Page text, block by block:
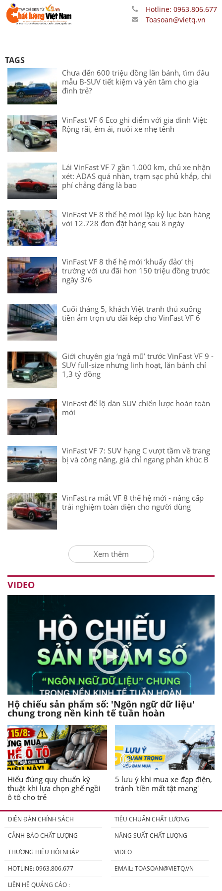
Hotline: 0963.806.677
Toasoan@vietq.vn
TAGS
Chưa đến 600 triệu đồng lăn bánh, tìm đâu
mẫu B-SUV tiết kiệm và yên tâm cho gia
đình trẻ?
VinFast VF 6 Eco ghi điểm với gia đình Việt:
Rộng rãi, êm ái, nuôi xe nhẹ tênh
Lái VinFast VF 7 gần 1.000 km, chủ xe nhận
xét: ADAS quá nhàn, trạm sạc phủ khắp, chi
phí chẳng đáng là bao
VinFast VF 8 thế hệ mới lập kỷ lục bán hàng
với 12.728 đơn đặt hàng sau 8 ngày
VinFast VF 8 thế hệ mới ‘khuấy đảo’ thị
trường với ưu đãi hơn 150 triệu đồng trước
ngày 3/6
Cuối tháng 5, khách Việt tranh thủ xuống
tiền ẵm trọn ưu đãi kép cho VinFast VF 6
Giới chuyên gia ‘ngả mũ’ trước VinFast VF 9 -
SUV full-size nhưng linh hoạt, lăn bánh chỉ
1,3 tỷ đồng
VinFast để lộ dàn SUV chiến lược hoàn toàn
mới
VinFast VF 7: SUV hạng C vượt tầm về trang
bị và công năng, giá chỉ ngang phân khúc B
VinFast ra mắt VF 8 thế hệ mới - nâng cấp
trải nghiệm toàn diện cho người dùng
Xem thêm
VIDEO
Hộ chiếu sản phẩm số: 'Ngôn ngữ dữ liệu'
chung trong nền kinh tế tuần hoàn
Hiểu đúng quy chuẩn kỹ
thuật khi lựa chọn ghế ngồi
ô tô cho trẻ
5 lưu ý khi mua xe đạp điện,
tránh 'tiền mất tật mang'
DIỄN ĐÀN CHÍNH SÁCH
TIÊU CHUẨN CHẤT LƯỢNG
CẢNH BÁO CHẤT LƯỢNG
NĂNG SUẤT CHẤT LƯỢNG
THƯƠNG HIỆU HỘI NHẬP
VIDEO
HOTLINE: 0963.806.677
EMAIL:TOASOAN@VIETQ.VN
LIÊN HỆ QUẢNG CÁO :